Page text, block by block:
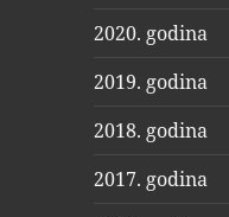
2020. godina
2019. godina
2018. godina
2017. godina